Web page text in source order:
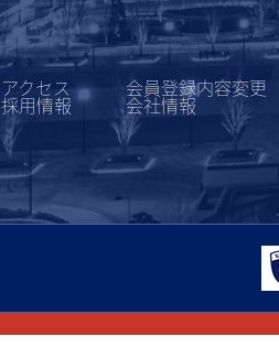
アクセス 会員登録内容変更
採用情報 会社情報